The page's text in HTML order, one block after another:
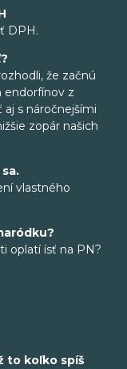
DPH.
že začnú
endorfínov z
s náročnejšími
zopár našich
vlastného
oplatí ísť na PN?
to koľko spíš